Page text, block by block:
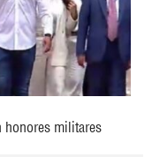
honores militares